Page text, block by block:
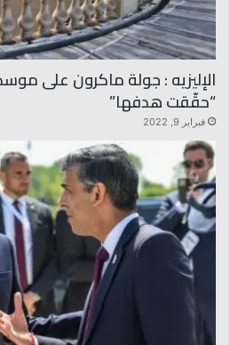
الإليزيه : جولة ماكرون على
“حقّقت هدفها”
فبراير 9, 2022